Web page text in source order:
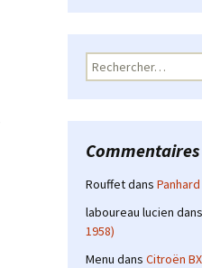
Rechercher :
Rouffetdans
laboureau lucien dans
1958)
Menu dans Citroën